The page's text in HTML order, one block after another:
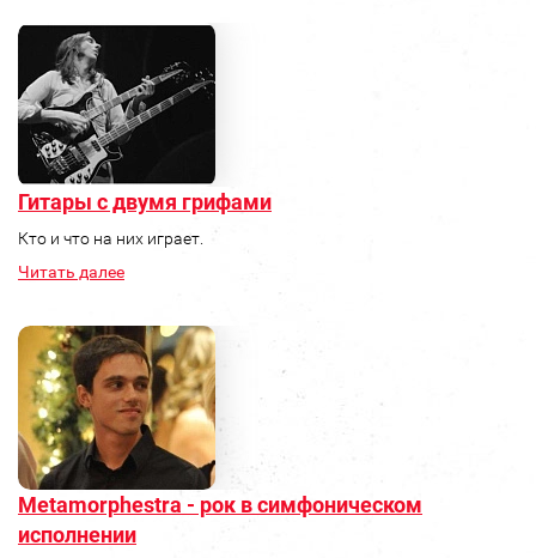
Гитары с двумя грифами
Кто и что на них играет.
Читать далее
Metamorphestra - рок в симфоническом
исполнении